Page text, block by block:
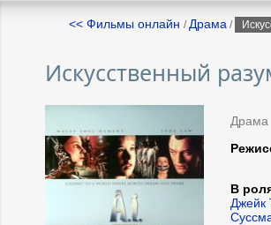
<< Фильмы онлайн / Драма /
Искусственный
Драма
В
Джейк